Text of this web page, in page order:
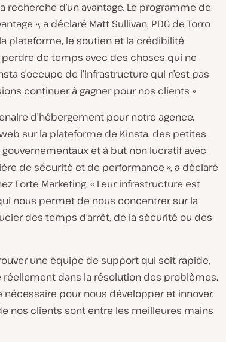
recherche d’un avantage. Le programme de
», a déclaré Matt Sullivan, PDG de Torro
plateforme, le soutien et la crédibilité
de temps avec des choses qui ne
s’occupe de l’infrastructure qui n’est pas
continuer à gagner pour nos clients »
d’hébergement pour notre agence.
sur la plateforme de Kinsta, des petites
et à but non lucratif avec
de sécurité et de performance », a déclaré
Forte Marketing. « Leur infrastructure est
nous permet de nous concentrer sur la
des temps d’arrêt, de la sécurité ou des
une équipe de support qui soit rapide,
dans la résolution des problèmes.
pour nous développer et innover,
nos clients sont entre les meilleures mains